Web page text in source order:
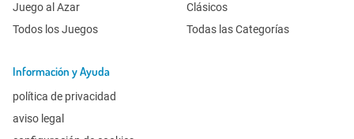
Juego al Azar
Todos los Juegos
Clásicos
Todas las Categorías
Información y Ayuda
política de privacidad
aviso legal